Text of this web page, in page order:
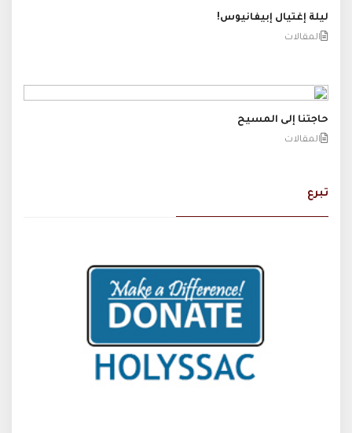
ليلة إغتيال إبيفانيوس!
المقالات
حاجتنا إلى المسيح
المقالات
تبرع